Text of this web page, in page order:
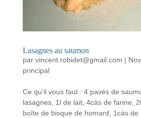
Lasagnes au saumon
par vincent.robidet@gmail.com |
principal
Ce qu’il vous faut : 4 pavés de
lasagnes, 1l de lait, 4càs de farine,
boîte de bisque de homard, 1càs de